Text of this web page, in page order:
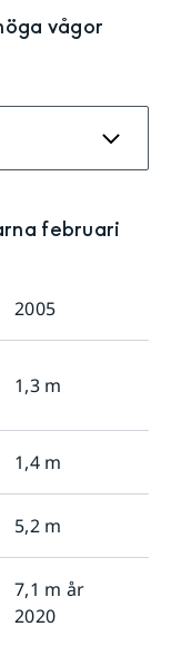
vågor
februari
2005
1,3 m
1,4 m
5,2 m
7,1 m år
2020